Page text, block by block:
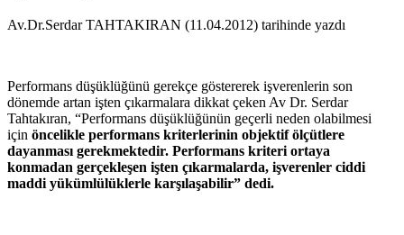
Av.Dr.Serdar TAHTAKIRAN (11.04.2012) tarihinde yazdı
Performans düşüklüğünü gerekçe göstererek işverenlerin son
dönemde artan işten çıkarmalara dikkat çeken Av Dr. Serdar
Tahtakıran, “Performans düşüklüğünün geçerli neden olabilmesi
için öncelikle performans kriterlerinin objektif ölçütlere
dayanması gerekmektedir. Performans kriteri ortaya
konmadan gerçekleşen işten çıkarmalarda, işverenler ciddi
maddi yükümlülüklerle karşılaşabilir” dedi.